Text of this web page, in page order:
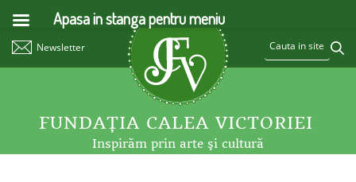
Newsletter
FUNDAŢIA CALEA VICTORIEI
Inspirăm prin arte şi cultură
Apasa in stanga pentru meniu